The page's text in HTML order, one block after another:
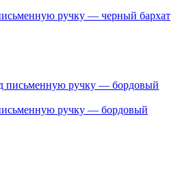
ручку — черный бархат
ручку — бордовый